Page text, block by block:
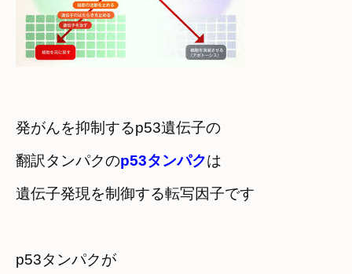
発がんを抑制するp53遺伝子の
翻訳タンパクのp53タンパクは
遺伝子発現を制御する転写因子です
p53タンパクが